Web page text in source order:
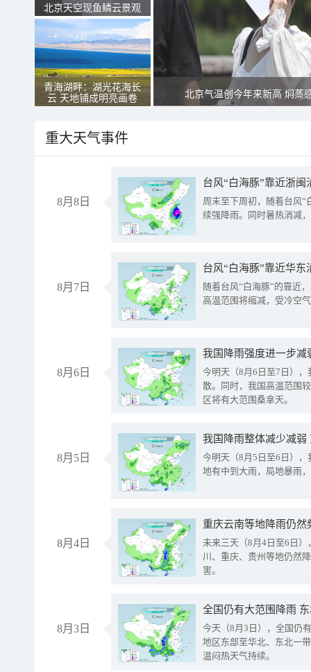
北京天空现鱼鳞云景观
青海湖畔：湖光花海长
云 天地铺成明亮画卷
北京气温创今年来新高 焖蒸
重大天气事件
8月8日
台风“白海豚”靠近浙
周末至下周初，随着台风“
续强降雨。同时暑热消减
8月7日
台风“白海豚”靠近华
随着台风“白海豚”的靠近
高温范围将缩减，受冷空
8月6日
今明天（8月6日至7日）
散。同时，我国高温范围
区将有大范围桑拿天。
8月5日
我国降雨整体减少减弱
今明天（8月5日至6日）
地有中到大雨，局地暴雨
8月4日
重庆云南等地降雨仍然
未来三天（8月4日至6日
川、重庆、贵州等地仍然
害。
8月3日
全国仍有大范围降雨
今天（8月3日），全国仍
地区东部至华北、东北一
温闷热天气持续。